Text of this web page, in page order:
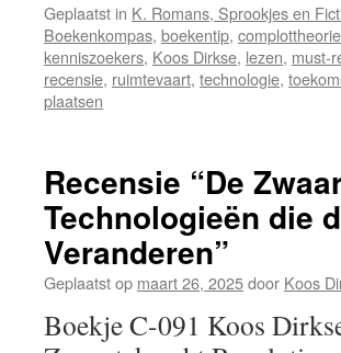
Geplaatst in K. Romans, Sprookjes en
Boekenkompas, boekentip,
kenniszoekers, Koos Dirkse, lezen, must-
recensie, ruimtevaart, technologie,
plaatsen
Recensie “De
Technologieën die
Veranderen”
Geplaatst op maart 26, 2025door Koos
Boekje C-091 Koos